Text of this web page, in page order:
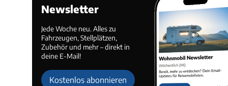
Newsletter
Jede Woche neu. Alles zu
Fahrzeugen, Stellplätzen,
Zubehör und mehr – direkt in
deine E-Mail!
Kostenlos abonnieren